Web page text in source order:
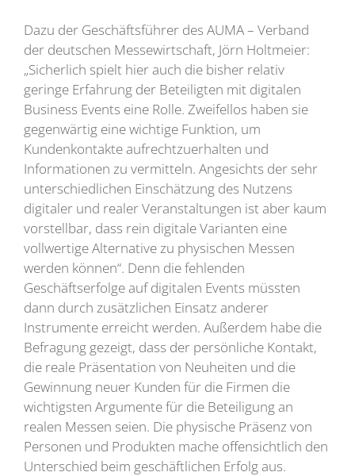
Dazu der Geschäftsführer des AUMA – Verband
der deutschen Messewirtschaft, Jörn Holtmeier:
„Sicherlich spielt hier auch die bisher relativ
geringe Erfahrung der Beteiligten mit digitalen
Business Events eine Rolle. Zweifellos haben sie
gegenwärtig eine wichtige Funktion, um
Kundenkontakte aufrechtzuerhalten und
Informationen zu vermitteln. Angesichts der sehr
unterschiedlichen Einschätzung des Nutzens
digitaler und realer Veranstaltungen ist aber kaum
vorstellbar, dass rein digitale Varianten eine
vollwertige Alternative zu physischen Messen
werden können“. Denn die fehlenden
Geschäftserfolge auf digitalen Events müssten
dann durch zusätzlichen Einsatz anderer
Instrumente erreicht werden. Außerdem habe die
Befragung gezeigt, dass der persönliche Kontakt,
die reale Präsentation von Neuheiten und die
Gewinnung neuer Kunden für die Firmen die
wichtigsten Argumente für die Beteiligung an
realen Messen seien. Die physische Präsenz von
Personen und Produkten mache offensichtlich den
Unterschied beim geschäftlichen Erfolg aus.